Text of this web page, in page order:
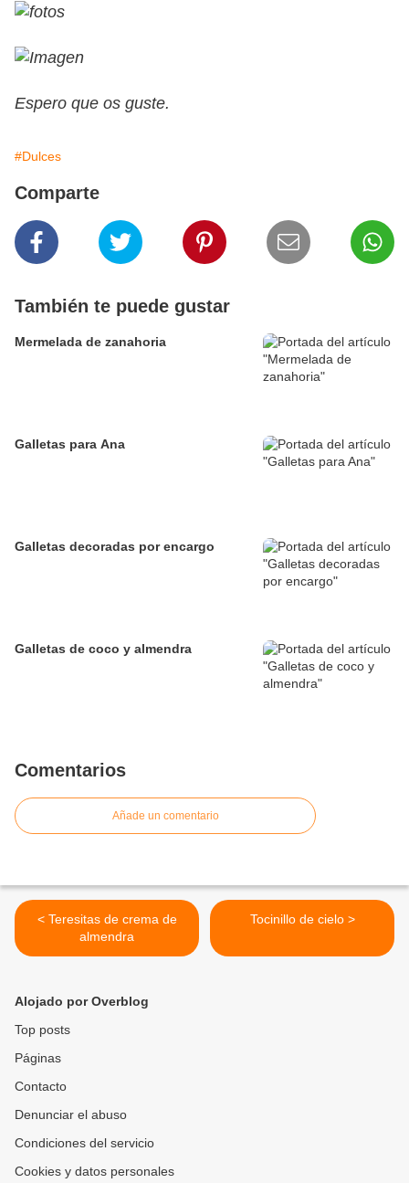
Espero que os guste.
#Dulces
Comparte
También te puede gustar
Mermelada de zanahoria
Galletas para Ana
Galletas decoradas por encargo
Galletas de coco y almendra
Comentarios
Añade un comentario
< Teresitas de crema de
almendra
Tocinillo de cielo >
Alojado por Overblog
Top posts
Páginas
Contacto
Denunciar el abuso
Condiciones del servicio
Cookies y datos personales